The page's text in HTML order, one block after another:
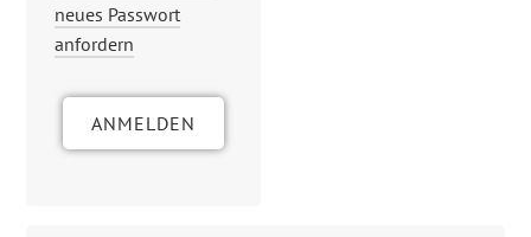
neues Passwort
anfordern
ANMELDEN